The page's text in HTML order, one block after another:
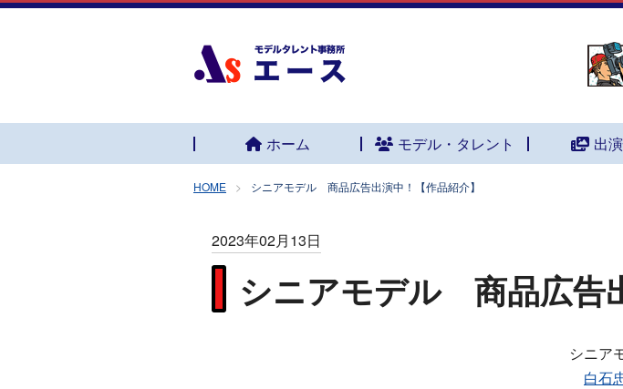
ホーム モデル・タレント 出
HOME シニアモデル 商品広告出演中！【作品紹介】
2023年02月13日
シニアモデル 商品広告
シニア
白石